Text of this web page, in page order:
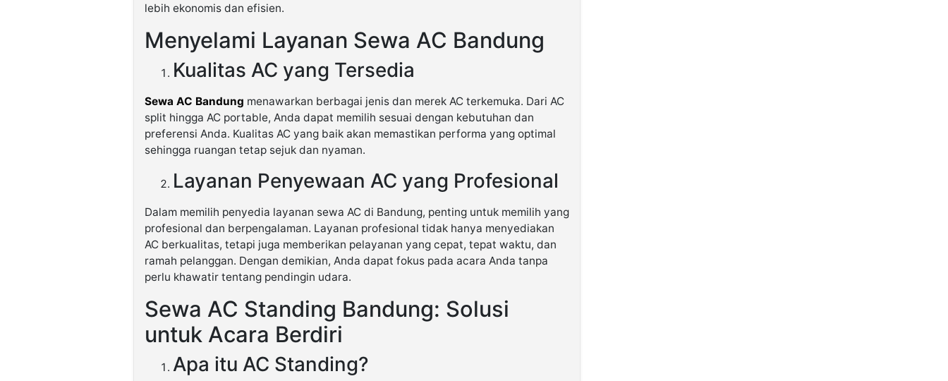
lebih ekonomis dan efisien.
Menyelami Layanan Sewa AC Bandung
Kualitas AC yang Tersedia
Sewa AC Bandung menawarkan berbagai jenis dan merek AC terkemuka. Dari AC
split hingga AC portable, Anda dapat memilih sesuai dengan kebutuhan dan
preferensi Anda. Kualitas AC yang baik akan memastikan performa yang optimal
sehingga ruangan tetap sejuk dan nyaman.
Layanan Penyewaan AC yang Profesional
Dalam memilih penyedia layanan sewa AC di Bandung, penting untuk memilih yang
profesional dan berpengalaman. Layanan profesional tidak hanya menyediakan
AC berkualitas, tetapi juga memberikan pelayanan yang cepat, tepat waktu, dan
ramah pelanggan. Dengan demikian, Anda dapat fokus pada acara Anda tanpa
perlu khawatir tentang pendingin udara.
Sewa AC Standing Bandung: Solusi
untuk Acara Berdiri
Apa itu AC Standing?